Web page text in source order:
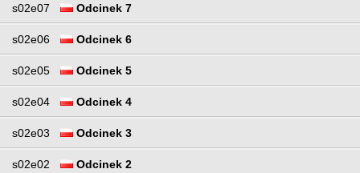
s02e07 Odcinek 7
s02e06 Odcinek 6
s02e05 Odcinek 5
s02e04 Odcinek 4
s02e03 Odcinek 3
s02e02 Odcinek 2